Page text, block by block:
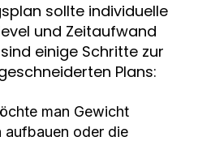
sollte individuelle
und Zeitaufwand
einige Schritte zur
Plans:
man Gewicht
aufbauen oder die